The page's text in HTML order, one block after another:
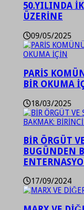
50.YILINDA
ÜZERİNE
09/05/2025
PARİS
BİR OKUMA
18/03/2025
BİR ÖRGÜT
BUGÜNDEN
17/09/2024